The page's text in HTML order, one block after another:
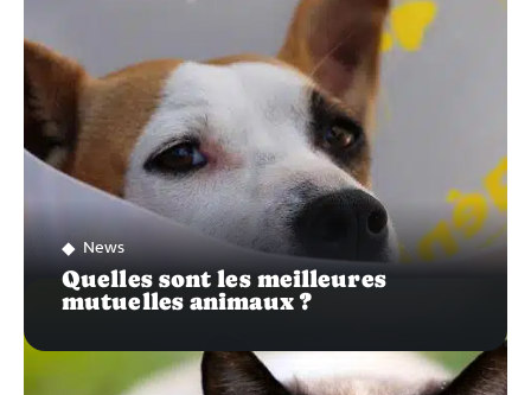
News
Quelles sont les meilleures
mutuelles animaux ?